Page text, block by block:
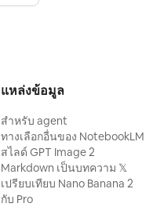
แหล่งข้อมูล
สำหรับ agent
ทางเลือกอื่นของ NotebookLM
สไลด์ GPT Image 2
Markdown เป็นบทความ 𝕏
เปรียบเทียบ Nano Banana 2
กับ Pro